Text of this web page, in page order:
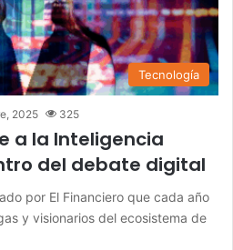
Tecnología
2025 325
a la Inteligencia
del debate digital
por El Financiero que cada año
y visionarios del ecosistema de